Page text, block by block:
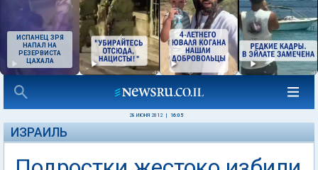
ИСПАНЕЦ ЗРЯ
НАПАЛ НА
РЕЗЕРВИСТА
ЦАХАЛА
28 ИЮНЯ 2012 16:05
ИЗРАИЛЬ